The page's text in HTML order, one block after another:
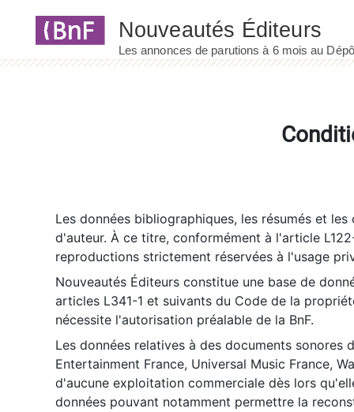
Les données bibliographiques, les résumés et
d'auteur. À ce titre, conformément à l'article
reproductions strictement réservées à l'usage
Nouveautés Éditeurs constitue une base de
articles L341-1 et suivants du Code de la
nécessite l'autorisation préalable de la BnF.
Les données relatives à des documents sonores
Entertainment France, Universal Music France,
d'aucune exploitation commerciale dès lors
données pouvant notamment permettre la